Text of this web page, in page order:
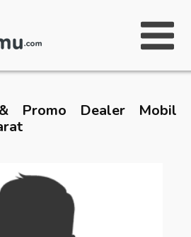
Promo Dealer Mobil